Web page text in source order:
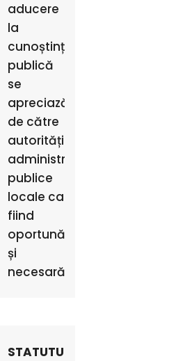
aducere
la
cunoștință
publică
se
apreciază
de către
autoritățile
administrației
publice
locale ca
fiind
oportună
și
necesară
STATUTUL